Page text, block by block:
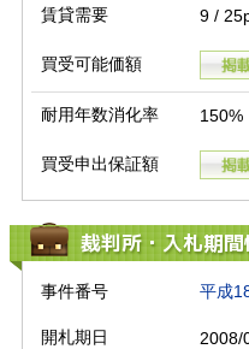
賃貸需要 9 /
買受可能価額
耐用年数消化率 150%
買受申出保証額
裁判所・入札期
事件番号 平成
開札期日 2008/